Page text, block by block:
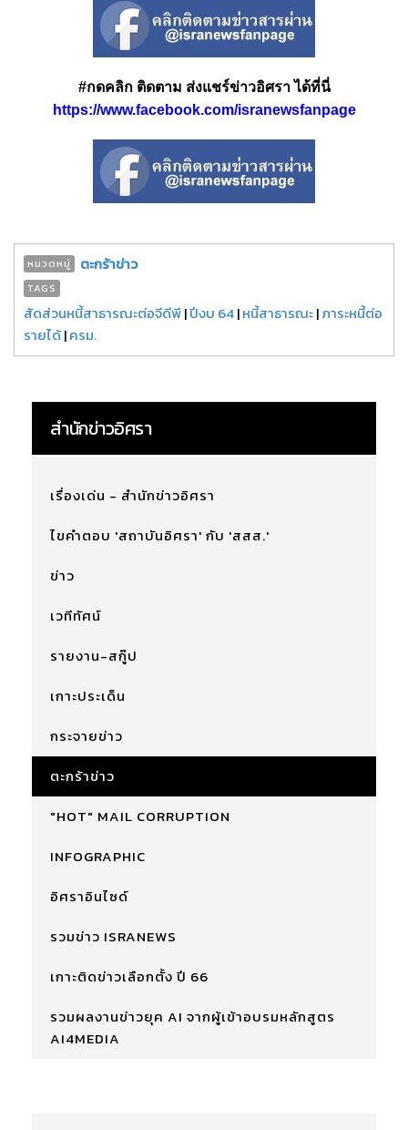
#กดคลิก ติดตาม ส่งแชร์ข่าวอิศรา ได้ที่นี่
https://www.facebook.com/isranewsfanpage
หมวดหมู่ ตะกร้าข่าว
TAGS
สัดส่วนหนี้สาธารณะต่อจีดีพี|ปีงบ 64|หนี้สาธารณะ|ภาระหนี้ต่อ
รายได้|ครม.
สำนักข่าวอิศรา
เรื่องเด่น - สำนักข่าวอิศรา
ไขคำตอบ 'สถาบันอิศรา' กับ 'สสส.'
ข่าว
เวทีทัศน์
รายงาน-สกู๊ป
เกาะประเด็น
กระจายข่าว
ตะกร้าข่าว
"HOT" MAIL CORRUPTION
INFOGRAPHIC
อิศราอินไซด์
รวมข่าว ISRANEWS
เกาะติดข่าวเลือกตั้ง ปี 66
รวมผลงานข่าวยุค AI จากผู้เข้าอบรมหลักสูตร
AI4MEDIA